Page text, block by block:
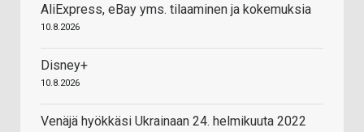
AliExpress, eBay yms. tilaaminen ja kokemuksia
10.8.2026
Disney+
10.8.2026
Venäjä hyökkäsi Ukrainaan 24. helmikuuta 2022